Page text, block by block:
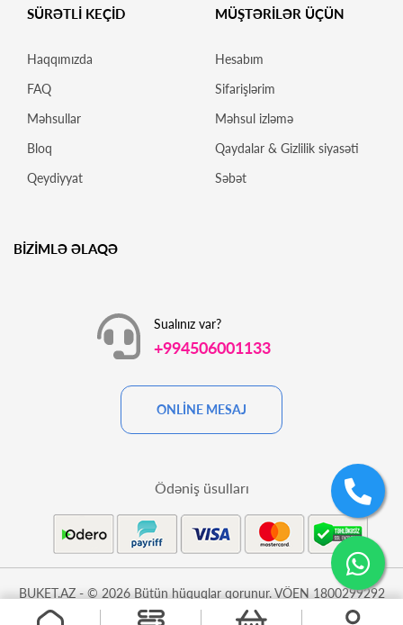
SÜRƏTLİ KEÇİD
Haqqımızda
FAQ
Məhsullar
Bloq
Qeydiyyat
MÜŞTƏRİLƏR ÜÇÜN
Hesabım
Sifarişlərim
Məhsul izləmə
Qaydalar & Gizlilik siyasəti
Səbət
BİZİMLƏ ƏLAQƏ
Sualınız var?
+994506001133
ONLİNE MESAJ
BUKET.AZ - © 2026 Bütün hüquqlar qorunur. VÖEN 1800299292
Ödəniş üsulları